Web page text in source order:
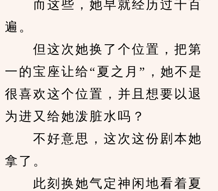
而这些，她早就经历过千百
遍。
但这次她换了个位置，把第
一的宝座让给“夏之月”，她不是
很喜欢这个位置，并且想要以退
为进又给她泼脏水吗？
不好意思，这次这份剧本她
拿了。
此刻换她气定神闲地看着夏